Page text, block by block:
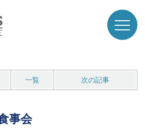
一覧 次の記事
事会